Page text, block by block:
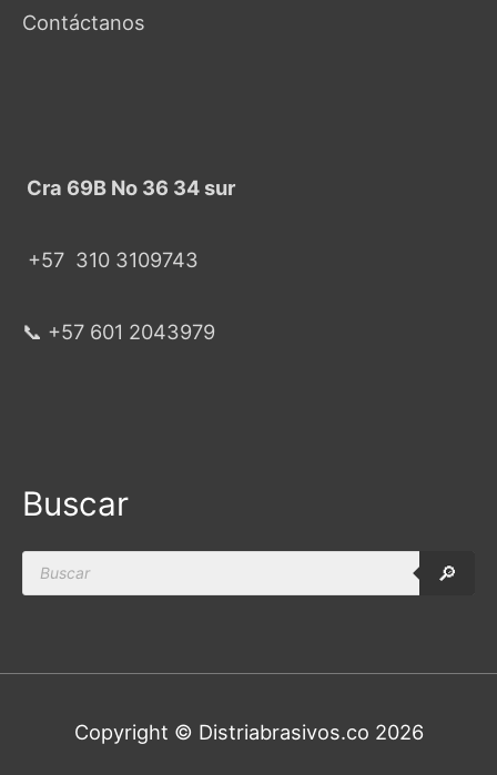
Contáctanos
Cra 69B No 36 34 sur
+57 310 3109743
📞 +57 601 2043979
Buscar
Products
search
🔎
Copyright © Distriabrasivos.co 2026